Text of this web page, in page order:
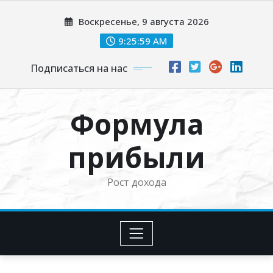
Воскресенье, 9 августа 2026
9:26:00 AM
Подписаться на нас
Формула
прибыли
Рост дохода